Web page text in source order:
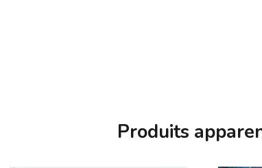
Produits